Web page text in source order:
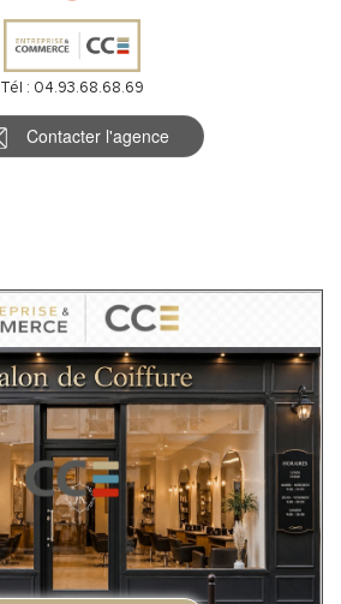
Tél : 04.93.68.68.69
Contacter l'agence